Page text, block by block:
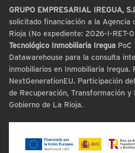
GRUPO EMPRESARIAL IREGUA,
solicitado financiación a la Agencia
Rioja (No expediente: 2026-I-
Tecnológico Inmobiliaria Iregua
Datawarehouse para la consulta
inmobiliarios en Inmobiliaria Iregua.
NextGenerationEU. Participación
de Recuperación, Transformación y
Gobierno de La Rioja.